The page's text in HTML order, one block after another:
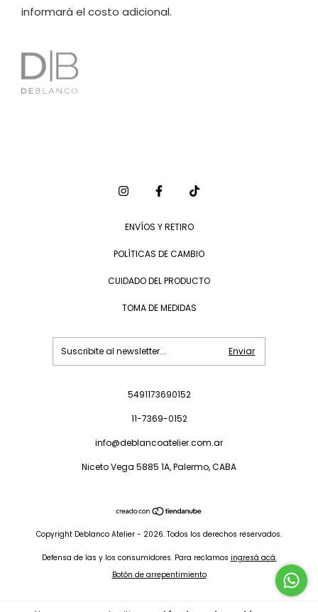
informará el costo adicional.
ENVÍOS Y RETIRO
POLÍTICAS DE CAMBIO
CUIDADO DEL PRODUCTO
TOMA DE MEDIDAS
5491173690152
11-7369-0152
info@deblancoatelier.com.ar
Niceto Vega 5885 1A, Palermo, CABA
Copyright Deblanco Atelier - 2026. Todos los derechos reservados.
Defensa de las y los consumidores. Para reclamos ingresá acá.
Botón de arrepentimiento